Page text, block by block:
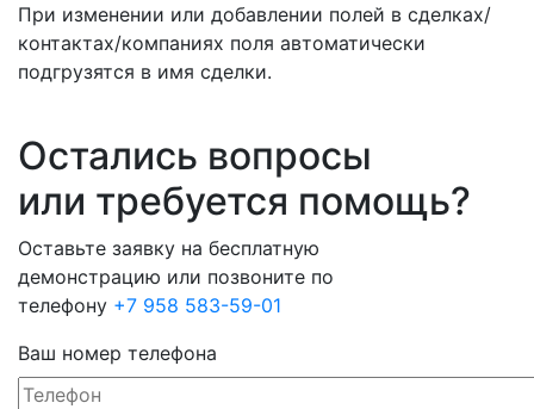
При изменении или добавлении полей в сделках/
контактах/компаниях поля автоматически
подгрузятся в имя сделки.
Остались вопросы
или требуется помощь?
Оставьте заявку на бесплатную
демонстрацию или позвоните по
телефону +7 958 583-59-01
Ваш номер телефона